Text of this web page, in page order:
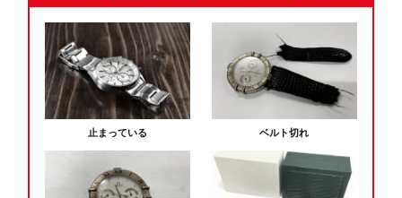
止まっている ベルト切れ